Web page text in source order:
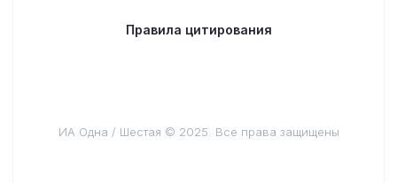
Правила цитирования
ИА Одна / Шестая © 2025. Все права защищены